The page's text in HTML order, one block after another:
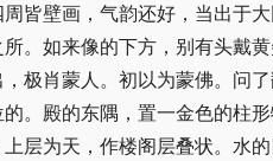
皆壁画，气韵还好，当出于
。如来像的下方，别有头戴
极肖蒙人。初以为蒙佛。问
。殿的东隅，置一金色的柱
层为天，作楼阁层叠状。水